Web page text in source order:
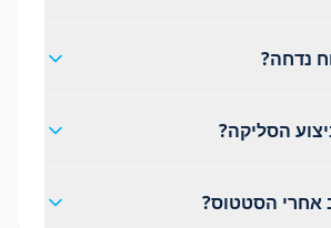
נדחה?
הסליקה?
אחרי הסטטוס?